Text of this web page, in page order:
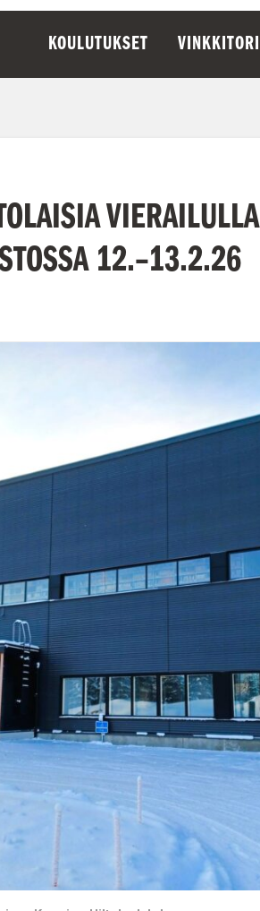
KOULUTUKSET VINKKITORI
VIERAILULLA
12.–13.2.26